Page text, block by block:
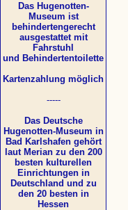
Das Hugenotten-
Museum ist
behindertengerecht
ausgestattet mit
Fahrstuhl
und Behindertentoilette
Kartenzahlung möglich
-----
Das Deutsche
Hugenotten-Museum in
Bad Karlshafen gehört
laut Merian zu den 200
besten kulturellen
Einrichtungen in
Deutschland und zu
den 20 besten in
Hessen